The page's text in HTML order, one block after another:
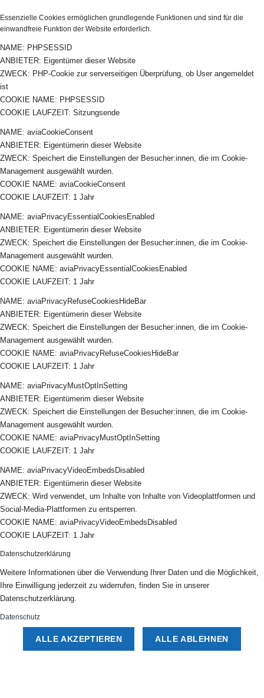
Essenzielle Cookies ermöglichen grundlegende Funktionen und sind für die
einwandfreie Funktion der Website erforderlich.
NAME: PHPSESSID
ANBIETER: Eigentümer dieser Website
ZWECK: PHP-Cookie zur serverseitigen Überprüfung, ob User angemeldet
ist
COOKIE NAME: PHPSESSID
COOKIE LAUFZEIT: Sitzungsende
NAME: aviaCookieConsent
ANBIETER: Eigentümerin dieser Website
ZWECK: Speichert die Einstellungen der Besucher:innen, die im Cookie-
Management ausgewählt wurden.
COOKIE NAME: aviaCookieConsent
COOKIE LAUFZEIT: 1 Jahr
NAME: aviaPrivacyEssentialCookiesEnabled
ANBIETER: Eigentümerin dieser Website
ZWECK: Speichert die Einstellungen der Besucher:innen, die im Cookie-
Management ausgewählt wurden.
COOKIE NAME: aviaPrivacyEssentialCookiesEnabled
COOKIE LAUFZEIT: 1 Jahr
NAME: aviaPrivacyRefuseCookiesHideBar
ANBIETER: Eigentümerin dieser Website
ZWECK: Speichert die Einstellungen der Besucher:innen, die im Cookie-
Management ausgewählt wurden.
COOKIE NAME: aviaPrivacyRefuseCookiesHideBar
COOKIE LAUFZEIT: 1 Jahr
NAME: aviaPrivacyMustOptInSetting
ANBIETER: Eigentümerim dieser Website
ZWECK: Speichert die Einstellungen der Besucher:innen, die im Cookie-
Management ausgewählt wurden.
COOKIE NAME: aviaPrivacyMustOptInSetting
COOKIE LAUFZEIT: 1 Jahr
NAME: aviaPrivacyVideoEmbedsDisabled
ANBIETER: Eigentümerin dieser Website
ZWECK: Wird verwendet, um Inhalte von Inhalte von Videoplattformen und
Social-Media-Plattformen zu entsperren.
COOKIE NAME: aviaPrivacyVideoEmbedsDisabled
COOKIE LAUFZEIT: 1 Jahr
Datenschutzerklärung
Weitere Informationen über die Verwendung Ihrer Daten und die Möglichkeit,
Ihre Einwilligung jederzeit zu widerrufen, finden Sie in unserer
Datenschutzerklärung.
Datenschutz
ALLE AKZEPTIEREN ALLE ABLEHNEN